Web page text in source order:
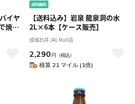
イヤ
焼き
分
【送料込み】岩泉 龍泉洞の水
2L×6本【ケース販売】
成城石井 JAL Mall店
2,290 円 （税込）
積算 21 マイル (1倍)